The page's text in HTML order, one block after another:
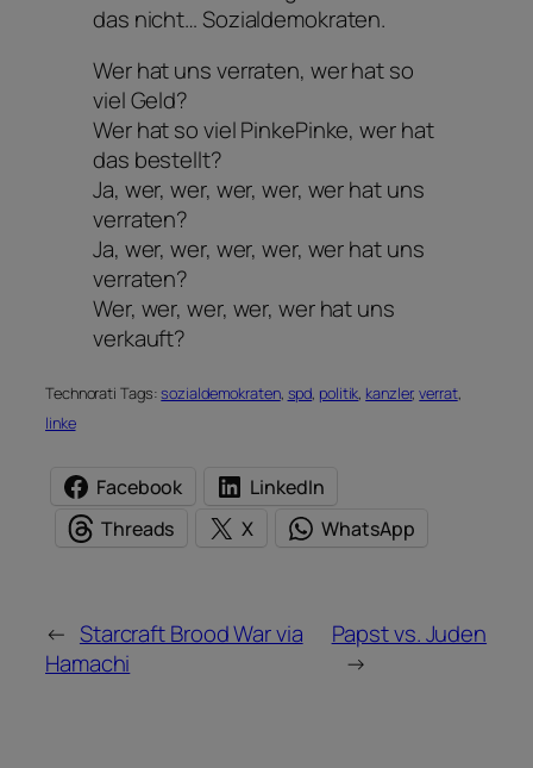
das nicht… Sozialdemokraten.
Wer hat uns verraten, wer hat so
viel Geld?
Wer hat so viel PinkePinke, wer hat
das bestellt?
Ja, wer, wer, wer, wer, wer hat uns
verraten?
Ja, wer, wer, wer, wer, wer hat uns
verraten?
Wer, wer, wer, wer, wer hat uns
verkauft?
Technorati Tags:sozialdemokraten, spd politik kanzler,verrat,
linke
Facebook
LinkedIn
Threads
X WhatsApp
← Starcraft Brood War via
Hamachi
Papst vs. Juden
→